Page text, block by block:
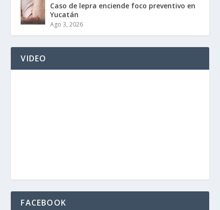
Caso de lepra enciende foco preventivo en
Yucatán
Ago 3, 2026
VIDEO
FACEBOOK